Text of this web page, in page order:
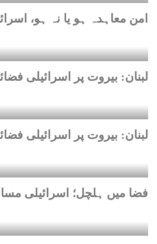
امن معاہدہ ہو یا نہ ہو،
لبنان: بیروت پر اسرائیلی فضائی
لبنان: بیروت پر اسرائیلی فضائی
فضا میں ہلچل؛ اسرائیلی